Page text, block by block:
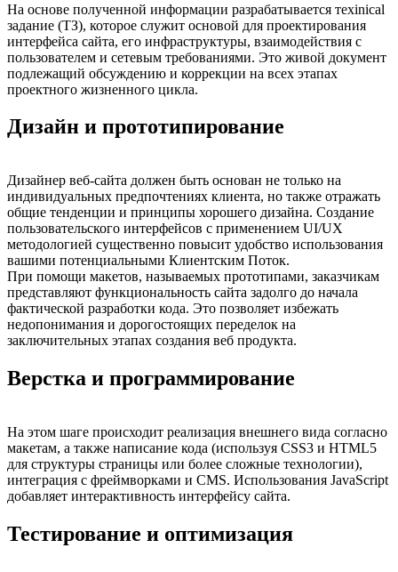
На основе полученной информации разрабатывается техinical
задание (ТЗ), которое служит основой для проектирования
интерфейса сайта, его инфраструктуры, взаимодействия с
пользователем и сетевым требованиями. Это живой документ
подлежащий обсуждению и коррекции на всех этапах
проектного жизненного цикла.
Дизайн и прототипирование
Дизайнер веб-сайта должен быть основан не только на
индивидуальных предпочтениях клиента, но также отражать
общие тенденции и принципы хорошего дизайна. Создание
пользовательского интерфейсов с применением UI/UX
методологией существенно повысит удобство использования
вашими потенциальными Клиентским Поток.
При помощи макетов, называемых прототипами, заказчикам
представляют функциональность сайта задолго до начала
фактической разработки кода. Это позволяет избежать
недопонимания и дорогостоящих переделок на
заключительных этапах создания веб продукта.
Верстка и программирование
На этом шаге происходит реализация внешнего вида согласно
макетам, а также написание кода (используя CSS3 и HTML5
для структуры страницы или более сложные технологии),
интеграция с фреймворками и CMS. Использования JavaScript
добавляет интерактивность интерфейсу сайта.
Тестирование и оптимизация